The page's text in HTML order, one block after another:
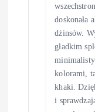
doskonała
dżinsów.
gładkim
kolorami,
khaki.
i